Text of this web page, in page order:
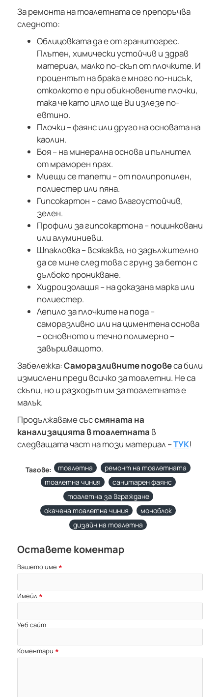
За ремонта на тоалетната се препоръчва
следното:
Облицовката да е от гранитогрес.
Плътен, химически устойчив и здрав
материал, малко по-скъп от плочките. И
процентът на брака е много по-нисък,
отколкото е при обикновените плочки,
така че като цяло ще Ви излезе по-
евтино.
Плочки – фаянс или друго на основата на
каолин.
Боя – на минерална основа и пълнител
от мраморен прах.
Миещи се тапети – от полипропилен,
полиестер или пяна.
Гипсокартон – само влагоустойчив,
зелен.
Профили за гипсокартона – поцинковани
или алуминиеви.
Шпакловка – всякаква, но задължително
да се мине след това с грунд за бетон с
дълбоко проникване.
Хидроизолация – на доказана марка или
полиестер.
Лепило за плочките на пода –
саморазливно или на циментена основа
– основното и течно полимерно –
завършващото.
Забележка:Саморазливните подовеса били
измислени преди всичко за тоалетни. Не са
скъпи, но и разходът им за тоалетната е
малък.
Продължаваме съссмяната на
канализацията в тоалетната в
следващата част на този материал –ТУК!
Тагове: тоалетна
ремонт на тоалетната
тоалетна чиния
санитарен фаянс
тоалетна за вграждане
окачена тоалетна чиния
моноблок
дизайн на тоалетна
Оставете коментар
Вашето име
Имейл
Уеб сайт
Коментари